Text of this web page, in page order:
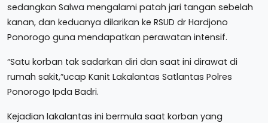
sedangkan Salwa mengalami patah jari tangan sebelah
kanan, dan keduanya dilarikan ke RSUD dr Hardjono
Ponorogo guna mendapatkan perawatan intensif.
“Satu korban tak sadarkan diri dan saat ini dirawat di
rumah sakit,”ucap Kanit Lakalantas Satlantas Polres
Ponorogo Ipda Badri.
Kejadian lakalantas ini bermula saat korban yang